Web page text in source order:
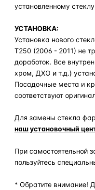
установленному
УСТАНОВКА:
Установка нового
T250 (2006 - 2011) не
доработок. Все
хром, ДХО и т.д.)
Посадочные места и
соответствуют
Для замены стекла
наш установочный
При самостоятельной
пользуйтесь
* Обратите внимание!